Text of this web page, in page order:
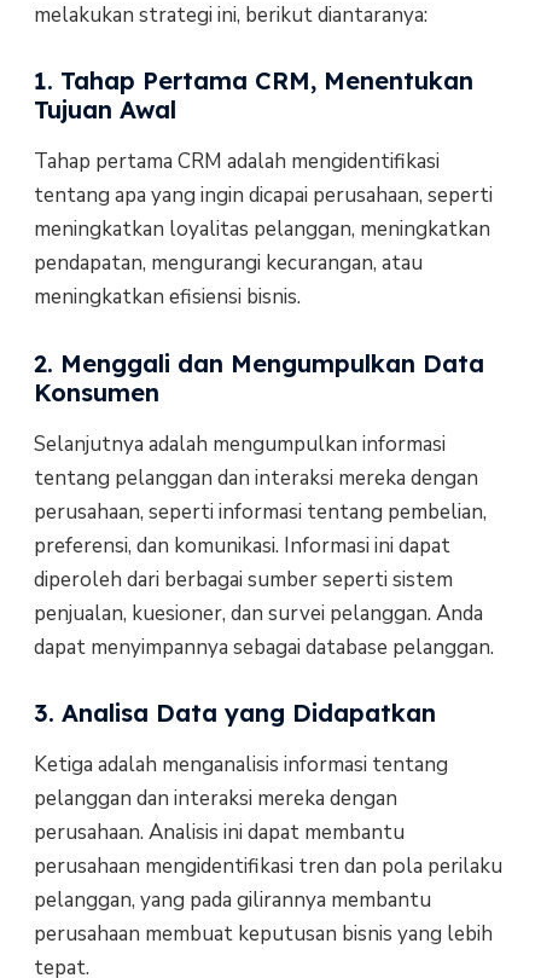
melakukan strategi ini, berikut diantaranya:
1. Tahap Pertama CRM, Menentukan
Tujuan Awal
Tahap pertama CRM adalah mengidentifikasi
tentang apa yang ingin dicapai perusahaan, seperti
meningkatkan loyalitas pelanggan, meningkatkan
pendapatan, mengurangi kecurangan, atau
meningkatkan efisiensi bisnis.
2. Menggali dan Mengumpulkan Data
Konsumen
Selanjutnya adalah mengumpulkan informasi
tentang pelanggan dan interaksi mereka dengan
perusahaan, seperti informasi tentang pembelian,
preferensi, dan komunikasi. Informasi ini dapat
diperoleh dari berbagai sumber seperti sistem
penjualan, kuesioner, dan survei pelanggan. Anda
dapat menyimpannya sebagai database pelanggan.
3. Analisa Data yang Didapatkan
Ketiga adalah menganalisis informasi tentang
pelanggan dan interaksi mereka dengan
perusahaan. Analisis ini dapat membantu
perusahaan mengidentifikasi tren dan pola perilaku
pelanggan, yang pada gilirannya membantu
perusahaan membuat keputusan bisnis yang lebih
tepat.